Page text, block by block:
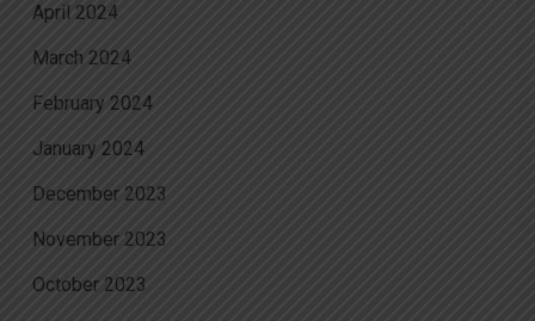
April 2024
March 2024
February 2024
January 2024
December 2023
November 2023
October 2023